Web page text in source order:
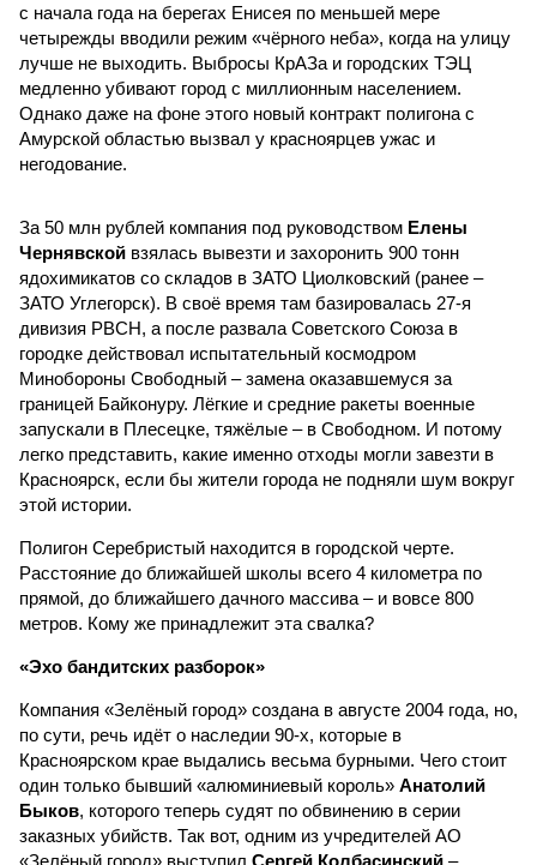
с начала года на берегах Енисея по меньшей мере
четырежды вводили режим «чёрного неба», когда на улицу
лучше не выходить. Выбросы КрАЗа и городских ТЭЦ
медленно убивают город с миллионным населением.
Однако даже на фоне этого новый контракт полигона с
Амурской областью вызвал у красноярцев ужас и
негодование.
За 50 млн рублей компания под руководством Елены
Чернявской взялась вывезти и захоронить 900 тонн
ядохимикатов со складов в ЗАТО Циолковский (ранее –
ЗАТО Углегорск). В своё время там базировалась 27-я
дивизия РВСН, а после развала Советского Союза в
городке действовал испытательный космодром
Минобороны Свободный – замена оказавшемуся за
границей Байконуру. Лёгкие и средние ракеты военные
запускали в Плесецке, тяжёлые – в Свободном. И потому
легко представить, какие именно отходы могли завезти в
Красноярск, если бы жители города не подняли шум вокруг
этой истории.
Полигон Серебристый находится в городской черте.
Расстояние до ближайшей школы всего 4 километра по
прямой, до ближайшего дачного массива – и вовсе 800
метров. Кому же принадлежит эта свалка?
«Эхо бандитских разборок»
Компания «Зелёный город» создана в августе 2004 года, но,
по сути, речь идёт о наследии 90-х, которые в
Красноярском крае выдались весьма бурными. Чего стоит
один только бывший «алюминиевый король» Анатолий
Быков, которого теперь судят по обвинению в серии
заказных убийств. Так вот, одним из учредителей АО
«Зелёный город» выступил Сергей Колбасинский –